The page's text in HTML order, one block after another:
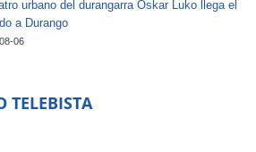
urbano del durangarra Oskar Luko llega el
a Durango
06
TELEBISTA